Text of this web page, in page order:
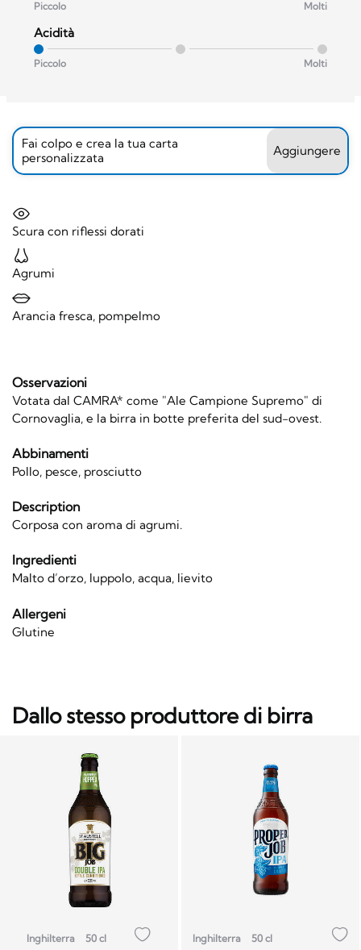
Piccolo Molti
Acidità
Piccolo Molti
Fai colpo e crea la tua carta
personalizzata
Aggiungere
Scura con riflessi dorati
Agrumi
Arancia fresca, pompelmo
Osservazioni
Votata dal CAMRA* come "Ale Campione Supremo" di
Cornovaglia, e la birra in botte preferita del sud-ovest.
Abbinamenti
Pollo, pesce, prosciutto
Description
Corposa con aroma di agrumi.
Ingredienti
Malto d’orzo, luppolo, acqua, lievito
Allergeni
Glutine
Dallo stesso produttore di birra
Inghilterra 50 cl Inghilterra 50 cl